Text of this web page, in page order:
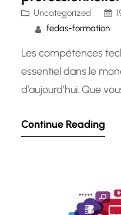
Uncategorized
fedas-formation
Les compétences
essentiel dans le
d’aujourd’hui. Que
autre professionnel
compétences
Continue Reading